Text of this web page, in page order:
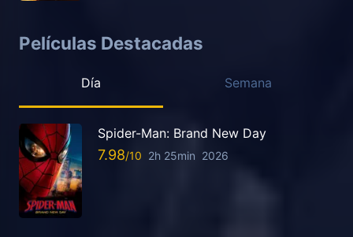
Películas Destacadas
Día Semana
Spider-Man: Brand New Day
7.98 2h 25min 2026